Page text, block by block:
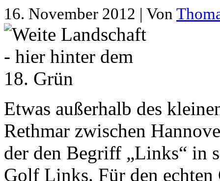
16. November 2012 | Von
Etwas außerhalb des
Rethmar zwischen
der den Begriff „Links“ in
Golf Links. Für den echten